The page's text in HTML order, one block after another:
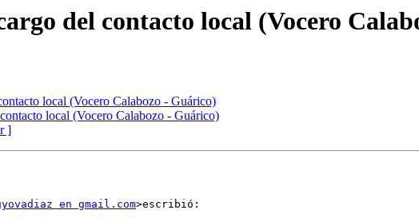
del contacto local (Vocero
local (Vocero Calabozo - Guárico)
local (Vocero Calabozo - Guárico)
]
en gmail.com>escribió: